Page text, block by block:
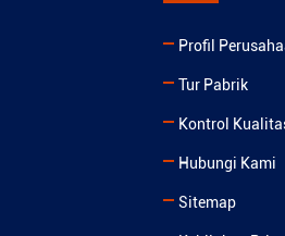
Profil
Tur Pabrik
Kontrol
Hubungi Kami
Sitemap